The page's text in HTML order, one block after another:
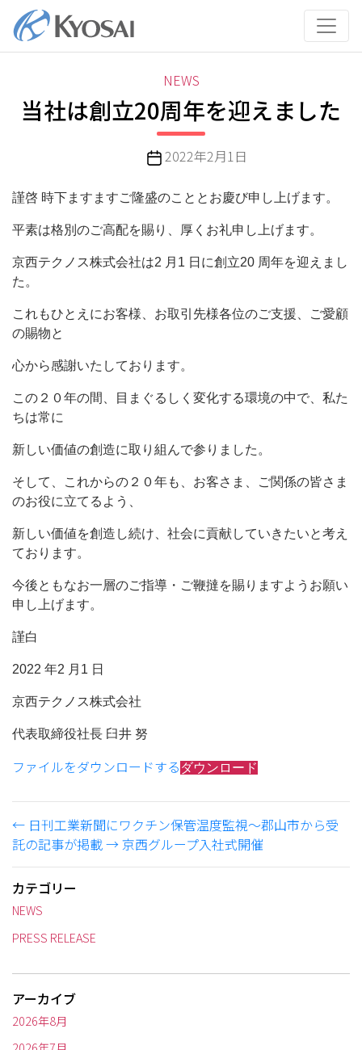
テ
カ
テ
ゴ
リ
ー
NEWS
当社は創立20周年を迎えました
投
日
2022年2月1日
謹啓 時下ますますご隆盛のこととお慶び申し上げます。
平素は格別のご高配を賜り、厚くお礼申し上げます。
京西テクノス株式会社は2 月1 日に創立20 周年を迎えまし
た。
これもひとえにお客様、お取引先様各位のご支援、ご愛顧
の賜物と
心から感謝いたしております。
この２０年の間、目まぐるしく変化する環境の中で、私た
ちは常に
新しい価値の創造に取り組んで参りました。
そして、これからの２０年も、お客さま、ご関係の皆さま
のお役に立てるよう、
新しい価値を創造し続け、社会に貢献していきたいと考え
ております。
今後ともなお一層のご指導・ご鞭撻を賜りますようお願い
申し上げます。
謹白
2022 年2 月1 日
京西テクノス株式会社
代表取締役社長 臼井 努
ファイルをダウンロードする ダウンロード
← 日刊工業新聞にワクチン保管温度監視～郡山市から受
託の記事が掲載→京西グループ入社式開催
カテゴリー
NEWS
PRESS RELEASE
アーカイブ
2026年8月